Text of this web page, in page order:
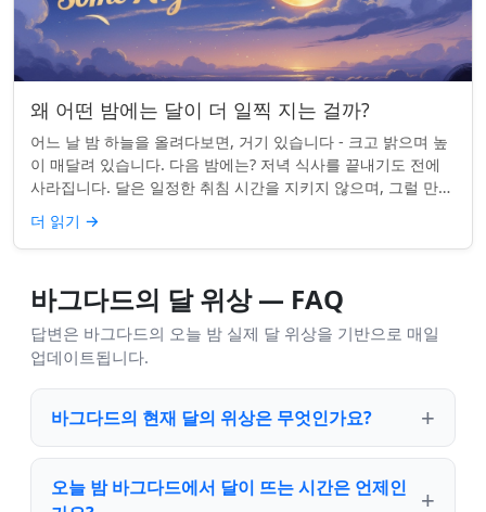
왜 어떤 밤에는 달이 더 일찍 지는 걸까?
어느 날 밤 하늘을 올려다보면, 거기 있습니다 - 크고 밝으며 높
이 매달려 있습니다. 다음 밤에는? 저녁 식사를 끝내기도 전에
사라집니다. 달은 일정한 취침 시간을 지키지 않으며, 그럴 만한
좋은 이유가 있습니다. ...
더 읽기 →
바그다드의 달 위상 — FAQ
답변은 바그다드의 오늘 밤 실제 달 위상을 기반으로 매일
업데이트됩니다.
바그다드의 현재 달의 위상은 무엇인가요?
오늘 밤 바그다드에서 달이 뜨는 시간은 언제인